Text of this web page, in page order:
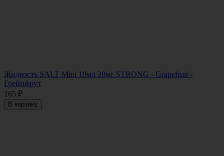
Жидкость SALT Mini 10мл 20мг STRONG - Grapefruit -
Грейпфрут
165 ₽
В корзину